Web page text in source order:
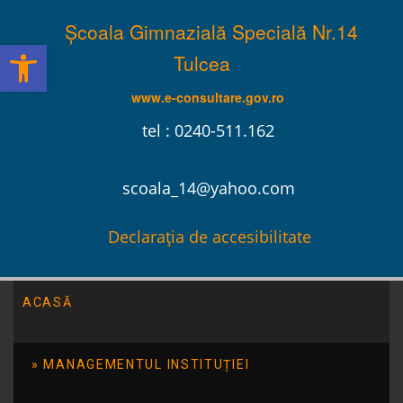
Școala Gimnazială Specială Nr.14
Tulcea
www.e-consultare.gov.ro
tel : 0240-511.162
scoala_14@yahoo.com
Declarația de accesibilitate
ACASĂ
MANAGEMENTUL INSTITUȚIEI
Deschide bara de unelte